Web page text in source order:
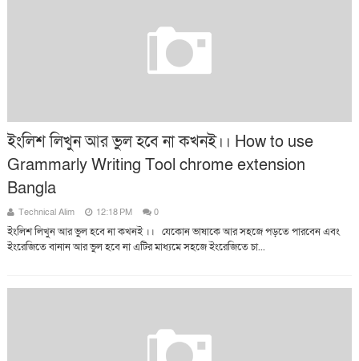
ইংলিশ লিখুন আর ভুল হবে না কখনই।। How to use
Grammarly Writing Tool chrome extension
Bangla
Technical Alim 12:18 PM 0
ইংলিশ লিখুন আর ভুল হবে না কখনই ।। যেকোন ভাষাকে আর সহজে পড়তে পারবেন এবং
ইংরেজিতে বানান আর ভুল হবে না এটির মাধ্যমে সহজে ইংরেজিতে চা...